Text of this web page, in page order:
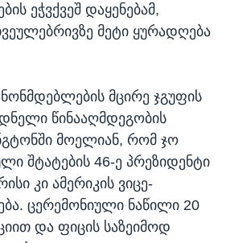
ეჭვქვეშ დაყენებამ,
მეტი ყურადღება
მცირე ჯგუფის
წინააღმდეგობის
მოელიან, რომ ჯო
შტატების 46-ე პრეზიდენტი
კი ამერიკის ვიცე-
ცერემონიული ნაწილი 20
და ფიცის საზეიმოდ